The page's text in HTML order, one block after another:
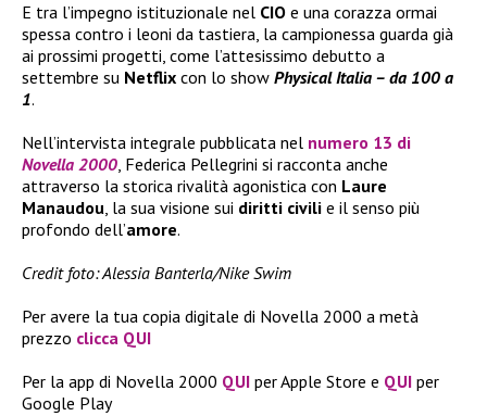
E tra l’impegno istituzionale nel CIO e una corazza ormai
spessa contro i leoni da tastiera, la campionessa guarda già
ai prossimi progetti, come l’attesissimo debutto a
settembre su Netflix con lo show Physical Italia – da 100 a
1.
Nell’intervista integrale pubblicata nel numero 13 di
Novella 2000, Federica Pellegrini si racconta anche
attraverso la storica rivalità agonistica con Laure
Manaudou, la sua visione sui diritti civili e il senso più
profondo dell’amore.
Credit foto: Alessia Banterla/Nike Swim
Per avere la tua copia digitale di Novella 2000 a metà
prezzo clicca QUI
Per la app di Novella 2000 QUI per Apple Store e QUI per
Google Play